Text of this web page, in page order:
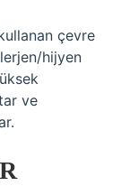
çevre
hijyen
ve